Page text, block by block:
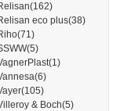
eco plus(38)
& Boch(5)